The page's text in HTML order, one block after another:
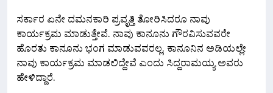
ಸರ್ಕಾರ ಏನೇ ದಮನಕಾರಿ ಪ್ರವೃತ್ತಿ ತೋರಿಸಿದರೂ ನಾವು
ಕಾರ್ಯಕ್ರಮ ಮಾಡುತ್ತೇವೆ. ನಾವು ಕಾನೂನು ಗೌರವಿಸುವವರೇ
ಹೊರತು ಕಾನೂನು ಭಂಗ ಮಾಡುವವರಲ್ಲ. ಕಾನೂನಿನ ಅಡಿಯಲ್ಲೇ
ನಾವು ಕಾರ್ಯಕ್ರಮ ಮಾಡಲಿದ್ದೇವೆ ಎಂದು ಸಿದ್ದರಾಮಯ್ಯ ಅವರು
ಹೇಳಿದ್ದಾರೆ.